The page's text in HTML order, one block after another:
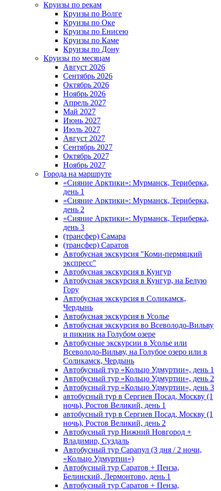
Круизы по рекам
Круизы по Волге
Круизы по Оке
Круизы по Енисею
Круизы по Каме
Круизы по Дону
Круизы по месяцам
Август 2026
Сентябрь 2026
Октябрь 2026
Ноябрь 2026
Апрель 2027
Май 2027
Июнь 2027
Июль 2027
Август 2027
Сентябрь 2027
Октябрь 2027
Ноябрь 2027
Города на маршруте
«Сияние Арктики»: Мурманск, Териберка,
день 1
«Сияние Арктики»: Мурманск, Териберка,
день 2
«Сияние Арктики»: Мурманск, Териберка,
день 3
(трансфер) Самара
(трансфер) Саратов
Автобусная экскурсия "Коми-пермяцкий
экспресс"
Автобусная экскурсия в Кунгур
Автобусная экскурсия в Кунгур, на Белую
Гору
Автобусная экскурсия в Соликамск,
Чердынь
Автобусная экскурсия в Усолье
Автобусная экскурсия во Всеволодо-Вильву
и пикник на Голубом озере
Автобусные экскурсии в Усолье или
Всеволодо-Вильву, на Голубое озеро или в
Соликамск, Чердынь
Автобусный тур «Кольцо Удмуртии», день 1
Автобусный тур «Кольцо Удмуртии», день 2
Автобусный тур «Кольцо Удмуртии», день 3
автобусный тур в Сергиев Посад, Москву (1
ночь), Ростов Великий, день 1
автобусный тур в Сергиев Посад, Москву (1
ночь), Ростов Великий, день 2
Автобусный тур Нижний Новгород +
Владимир, Суздаль
Автобусный тур Сарапул (3 дня / 2 ночи,
«Кольцо Удмуртии»)
Автобусный тур Саратов + Пенза,
Белинский, Лермонтово, день 1
Автобусный тур Саратов + Пенза,